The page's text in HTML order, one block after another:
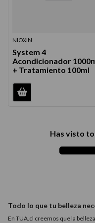
NIOXIN
System 4
Acondicionador
+ Tratamiento 100ml
Has visto
Todo lo que tu belleza
En TUA.cl creemos que la